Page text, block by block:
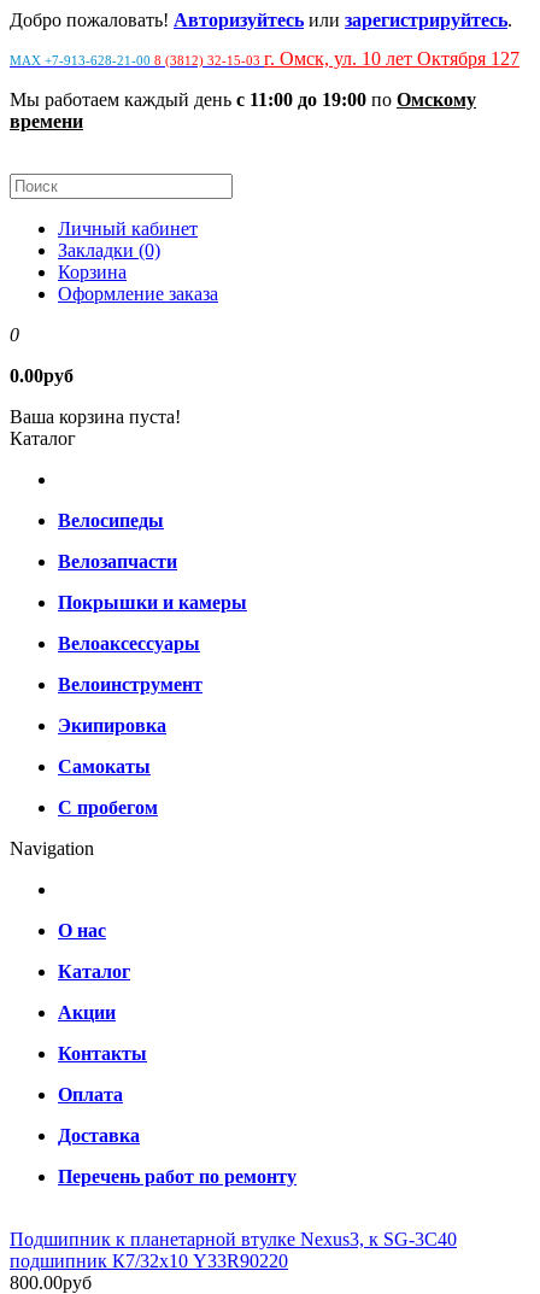
Добро пожаловать! Авторизуйтесь или зарегистрируйтесь.
MAX +7-913-628-21-00 8 (3812) 32-15-03 г. Омск, ул. 10 лет Октября 127
Мы работаем каждый день с 11:00 до 19:00 по Омскому
времени
Личный кабинет
Закладки (0)
Корзина
Оформление заказа
0
0.00руб
Ваша корзина пуста!
Каталог
Велосипеды
Велозапчасти
Покрышки и камеры
Велоаксессуары
Велоинструмент
Экипировка
Самокаты
С пробегом
Navigation
О нас
Каталог
Акции
Контакты
Оплата
Доставка
Перечень работ по ремонту
Подшипник к планетарной втулке Nexus3, к SG-3C40
подшипник К7/32х10 Y33R90220
800.00руб